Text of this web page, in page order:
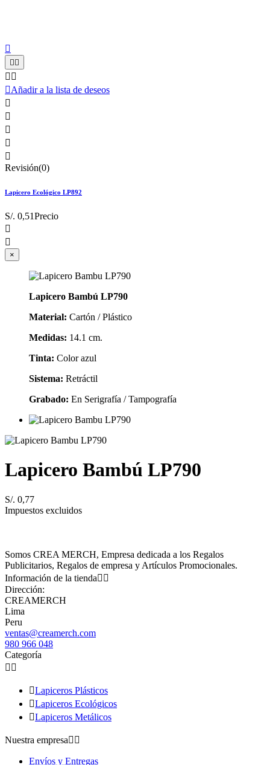

 
 
Añadir a la lista de deseos





Revisión(0)
Lapicero Ecológico LP892
S/. 0,51Precio


×
Lapicero Bambú LP790
Material: Cartón / Plástico
Medidas: 14.1 cm.
Tinta: Color azul
Sistema: Retráctil
Grabado: En Serigrafía / Tampografía
Lapicero Bambú LP790
S/. 0,77
Impuestos excluidos
Somos CREA MERCH, Empresa dedicada a los Regalos
Publicitarios, Regalos de empresa y Artículos Promocionales.
Información de la tienda 
Dirección:
CREAMERCH
Lima
Peru
ventas@creamerch.com
980 966 048
Categoría
 
Lapiceros Plásticos
Lapiceros Ecológicos
Lapiceros Metálicos
Nuestra empresa 
Envíos y Entregas